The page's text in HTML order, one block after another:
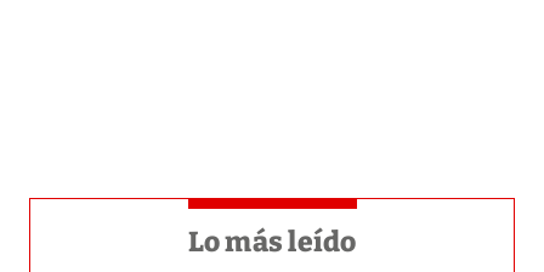
Lo más leído